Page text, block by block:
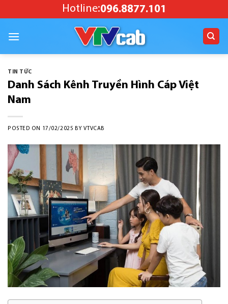
to
Hotline:096.8877.101
TIN TỨC
Danh Sách Kênh Truyền Hình Cáp Việt
Nam
POSTED ON 17/02/2025 BYVTVCAB